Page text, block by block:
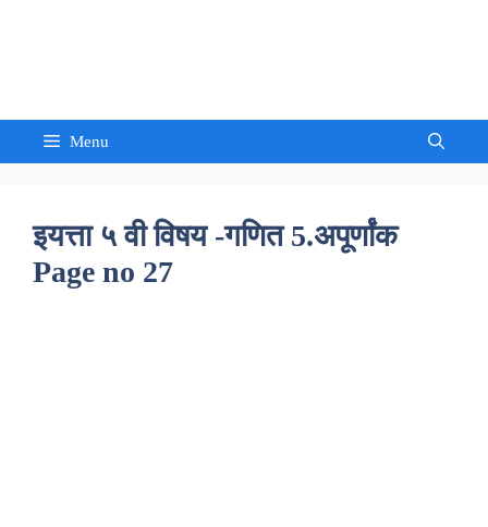
Menu
इयत्ता ५ वी विषय -गणित 5.अपूर्णांक
Page no 27